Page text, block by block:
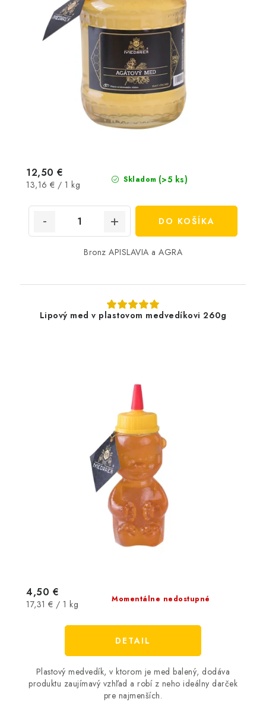
Skladom (>5 ks)
12,50 €
Jednotková
13,16 € / 1 kg
DO KOŠÍKA
Bronz APISLAVIA a AGRA
Lipový med v plastovom medvedíkovi 260g
Momentálne nedostupné
4,50 €
Jednotková
17,31 € / 1 kg
DETAIL
Plastový medvedík, v ktorom je med balený, dodáva
produktu zaujímavý vzhľad a robí z neho ideálny darček
pre najmenších.